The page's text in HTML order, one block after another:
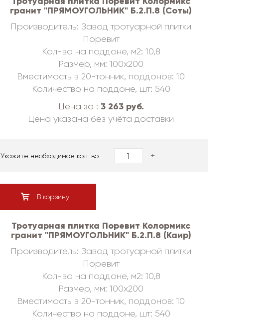
гранит "ПРЯМОУГОЛЬНИК" Б.2.П.8 (Соты)
Производитель: Завод тротуарной плитки
Поревит
Кол-во на поддоне, м2: 10,8
Размер, мм: 100х200
Вместимость в 20-тонник, поддонов: 10
Количество на поддоне, шт: 540
Цена за : 3 263 руб.
Цена указана без учёта доставки
Укажите необходимое кол-во - +
В корзину
Тротуарная плитка Поревит Колормикс
гранит "ПРЯМОУГОЛЬНИК" Б.2.П.8 (Каир)
Производитель: Завод тротуарной плитки
Поревит
Кол-во на поддоне, м2: 10,8
Размер, мм: 100х200
Вместимость в 20-тонник, поддонов: 10
Количество на поддоне, шт: 540